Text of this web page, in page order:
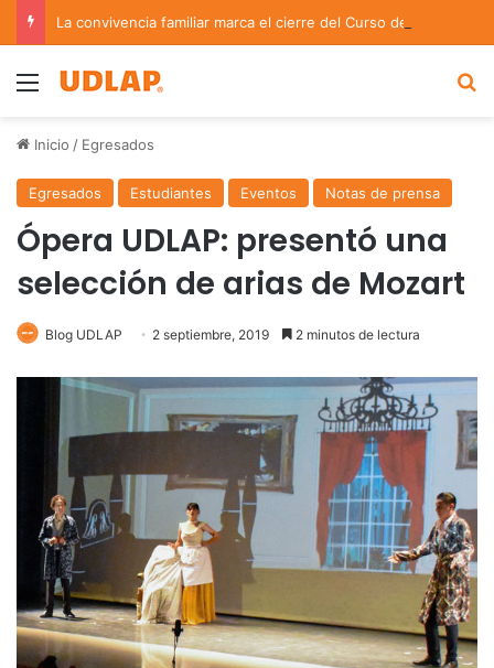
Menu
Inicio / Egresados
Egresados Estudiantes Eventos Notas de prensa
Ópera UDLAP: presentó una
selección de arias de Mozart
Blog UDLAP 2 septiembre, 2019 2 minutos de lectura